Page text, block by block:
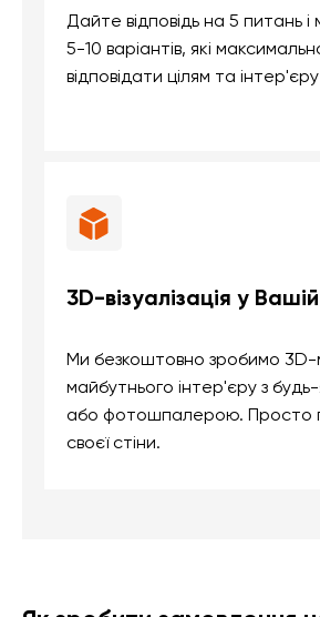
Дайте відповідь на 5 питань
5-10 варіантів, які
відповідати цілям та інтер'єру
3D-візуалізація у
Ми безкоштовно зробимо
майбутнього інтер'єру з
або фотошпалерою. Просто
своєї стіни.